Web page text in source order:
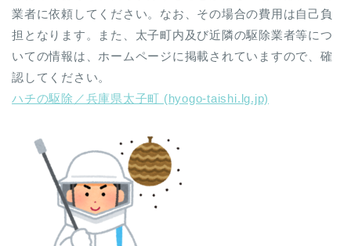
業者に依頼してください。なお、その場合の費用は自己負
担となります。また、太子町内及び近隣の駆除業者等につ
いての情報は、ホームページに掲載されていますので、確
認してください。
ハチの駆除／兵庫県太子町 (hyogo-taishi.lg.jp)